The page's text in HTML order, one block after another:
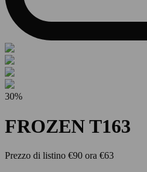
30%
FROZEN T163
Prezzo di listino €90 ora €63